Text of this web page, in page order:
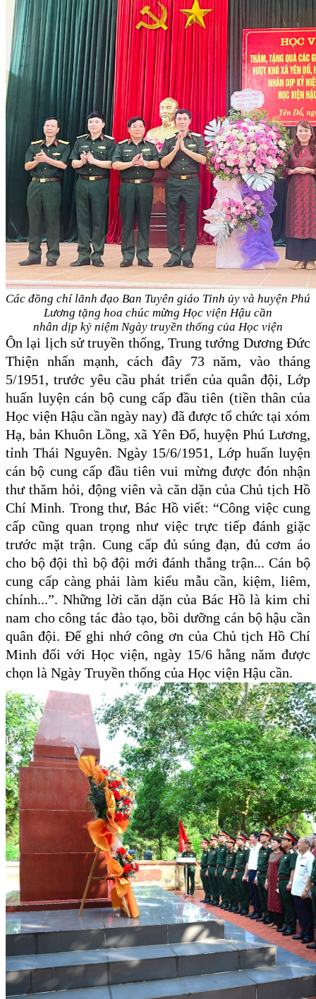
Các đồng chí lãnh đạo Ban Tuyên giáo Tỉnh ủy và huyện Phú
Lương tặng hoa chúc mừng Học viện Hậu cần
nhân dịp kỷ niệm Ngày truyền thống của Học viện
Ôn lại lịch sử truyền thống, Trung tướng Dương Đức
Thiện nhấn mạnh, cách đây 73 năm, vào tháng
5/1951, trước yêu cầu phát triển của quân đội, Lớp
huấn luyện cán bộ cung cấp đầu tiên (tiền thân của
Học viện Hậu cần ngày nay) đã được tổ chức tại xóm
Hạ, bản Khuôn Lồng, xã Yên Đổ, huyện Phú Lương,
tỉnh Thái Nguyên. Ngày 15/6/1951, Lớp huấn luyện
cán bộ cung cấp đầu tiên vui mừng được đón nhận
thư thăm hỏi, động viên và căn dặn của Chủ tịch Hồ
Chí Minh. Trong thư, Bác Hồ viết: “Công việc cung
cấp cũng quan trọng như việc trực tiếp đánh giặc
trước mặt trận. Cung cấp đủ súng đạn, đủ cơm áo
cho bộ đội thì bộ đội mới đánh thắng trận... Cán bộ
cung cấp càng phải làm kiểu mẫu cần, kiệm, liêm,
chính...”. Những lời căn dặn của Bác Hồ là kim chỉ
nam cho công tác đào tạo, bồi dưỡng cán bộ hậu cần
quân đội. Để ghi nhớ công ơn của Chủ tịch Hồ Chí
Minh đối với Học viện, ngày 15/6 hằng năm được
chọn là Ngày Truyền thống của Học viện Hậu cần.